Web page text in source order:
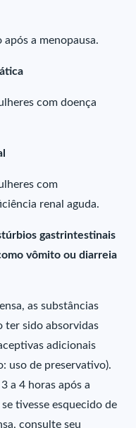
após a menopausa.
com doença
com
renal aguda.
gastrintestinais
vômito ou diarreia
as substâncias
ter sido absorvidas
adicionais
uso de preservativo).
a 4 horas após a
tivesse esquecido de
consulte seu